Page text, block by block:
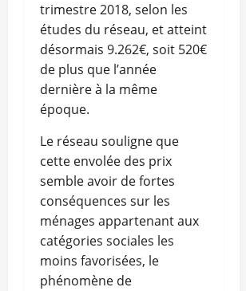
trimestre 2018, selon les
études du réseau, et atteint
désormais 9.262€, soit 520€
de plus que l’année
dernière à la même
époque.
Le réseau souligne que
cette envolée des prix
semble avoir de fortes
conséquences sur les
ménages appartenant aux
catégories sociales les
moins favorisées, le
phénomène de